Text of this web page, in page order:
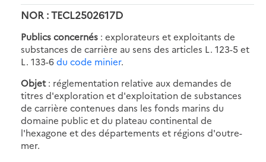
NOR : TECL2502617D
Publics concernés : explorateurs et exploitants de
substances de carrière au sens des articles L. 123-5 et
L. 133-6du code minier.
Objet: réglementation relative aux demandes de
titres d'exploration et d'exploitation de substances
de carrière contenues dans les fonds marins du
domaine public et du plateau continental de
l'hexagone et des départements et régions d'outre-
mer.